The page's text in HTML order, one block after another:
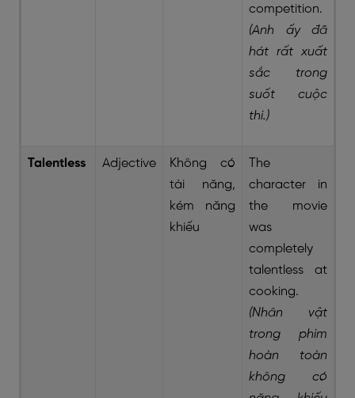
competition.
(Anh ấy đã
hát rất xuất
sắc trong
suốt cuộc
thi.)
Talentless Adjective
Không có
tài năng,
kém năng
khiếu
The
character in
the movie
was
completely
talentless at
cooking.
(Nhân vật
trong phim
hoàn toàn
không có